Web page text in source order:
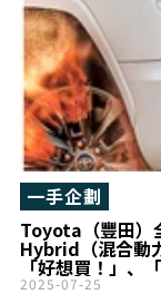
Toyota（豐田）
Hybrid（混合動
「好想買！」
強大越野能力兼
一手企劃
2025-07-25